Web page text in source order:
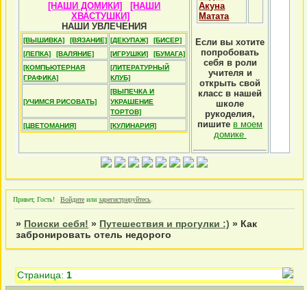
[НАШИ ДОМИКИ]
[НАШИ
ХВАСТУШКИ]
НАШИ УВЛЕЧЕНИЯ
[ВЫШИВКА] [ВЯЗАНИЕ] [ДЕКУПАЖ]
[БИСЕР]
[ЛЕПКА]
[ВАЛЯНИЕ] [ИГРУШКИ]
[БУМАГА]
[КОМПЬЮТЕРНАЯ
ГРАФИКА]
[ЛИТЕРАТУРНЫЙ
КЛУБ]
[УЧИМСЯ РИСОВАТЬ]
[ВЫПЕЧКА И
УКРАШЕНИЕ
ТОРТОВ]
[ЦВЕТОМАНИЯ]
[КУЛИНАРИЯ]
Акуна
Матата
Если вы хотите
попробовать
себя в роли
учителя и
открыть свой
класс в нашей
школе
рукоделия,
пишите в моем
домике
Привет, Гость! Войдите или зарегистрируйтесь
» Поиски себя! » Путешествия и прогулки :) » Как
забронировать отель недорого
Страница: 1